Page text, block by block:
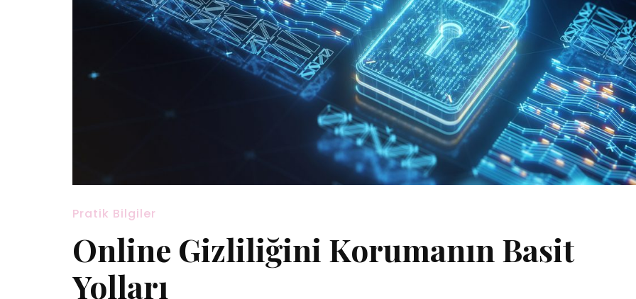
Pratik Bilgiler
Online Gizliliğini Korumanın Basit
Yolları